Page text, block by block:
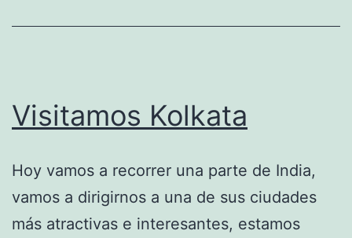
Visitamos Kolkata
Hoy vamos a recorrer una parte de India,
vamos a dirigirnos a una de sus ciudades
más atractivas e interesantes, estamos